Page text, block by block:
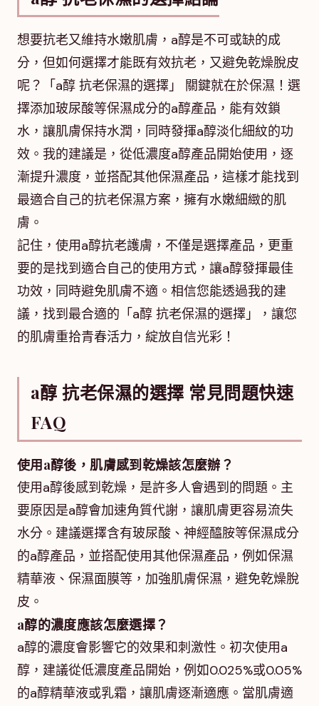
想要抗老又維持水嫩肌膚，a醇是不可或缺的成
分，但如何選擇才能既有效抗老，又避免乾燥脫皮
呢？「a醇 抗老保濕的選擇」 關鍵就在於保濕！選
擇添加玻尿酸等保濕成分的a醇產品，能有效鎖
水，讓肌膚保持水潤，同時發揮a醇淡化細紋的功
效。我的建議是，從低濃度a醇產品開始使用，逐
漸提升濃度，並搭配其他保濕產品，這樣才能找到
最適合自己的抗老保濕方案，擁有水嫩細緻的肌
膚。
記住，使用a醇抗老護膚，不僅是選擇產品，更重
要的是找到適合自己的使用方式，讓a醇發揮最佳
功效，同時避免肌膚不適。相信您能透過我的建
議，找到最合適的「a醇 抗老保濕的選擇」，讓您
的肌膚重拾青春活力，綻放自信光彩！
a醇 抗老保濕的選擇 常見問題快速
FAQ
使用a醇後，肌膚感到乾燥該怎麼辦？
使用a醇後感到乾燥，是許多人會遇到的問題。主
要原因是a醇會加速角質代謝，讓肌膚更容易流失
水分。建議選擇含有玻尿酸、神經醯胺等保濕成分
的a醇產品，並搭配使用其他保濕產品，例如保濕
精華液、保濕面膜等，加強肌膚保濕，避免乾燥脫
皮。
a醇的濃度應該怎麼選擇？
a醇的濃度會影響它的效果和刺激性。初次使用a
醇，建議從低濃度產品開始，例如0.025%或0.05%
的a醇精華液或乳霜，讓肌膚逐漸適應。當肌膚適